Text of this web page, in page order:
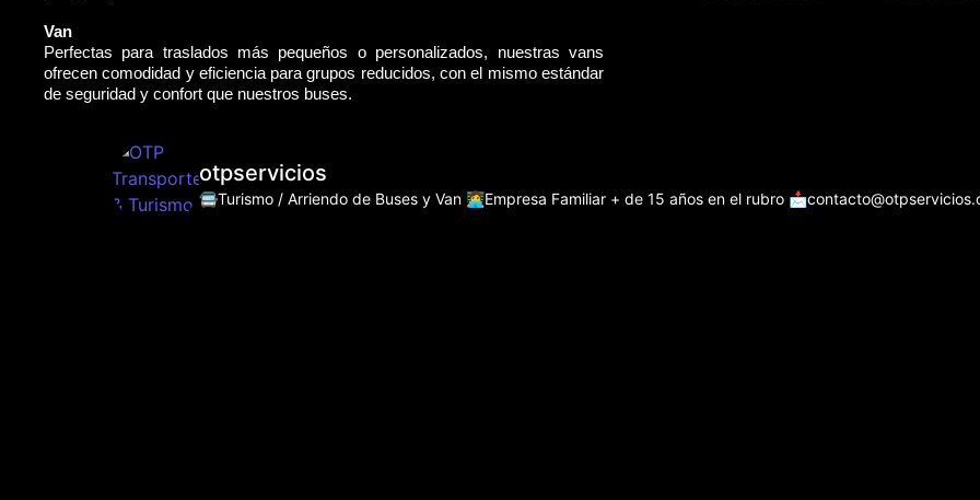
Van
Perfectas para traslados más pequeños o personalizados, nuestras vans
ofrecen comodidad y eficiencia para grupos reducidos, con el mismo estándar
de seguridad y confort que nuestros buses.
otpservicios
🚍Turismo / Arriendo de Buses y Van 👩‍💻Empresa Familiar + de 15 años en el rubro